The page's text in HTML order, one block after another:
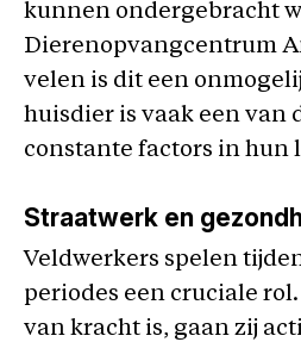
kunnen ondergebracht
Dierenopvangcentrum
velen is dit een
huisdier is vaak een van
constante factors in hun
Straatwerk en
Veldwerkers spelen
periodes een cruciale
van kracht is, gaan zij